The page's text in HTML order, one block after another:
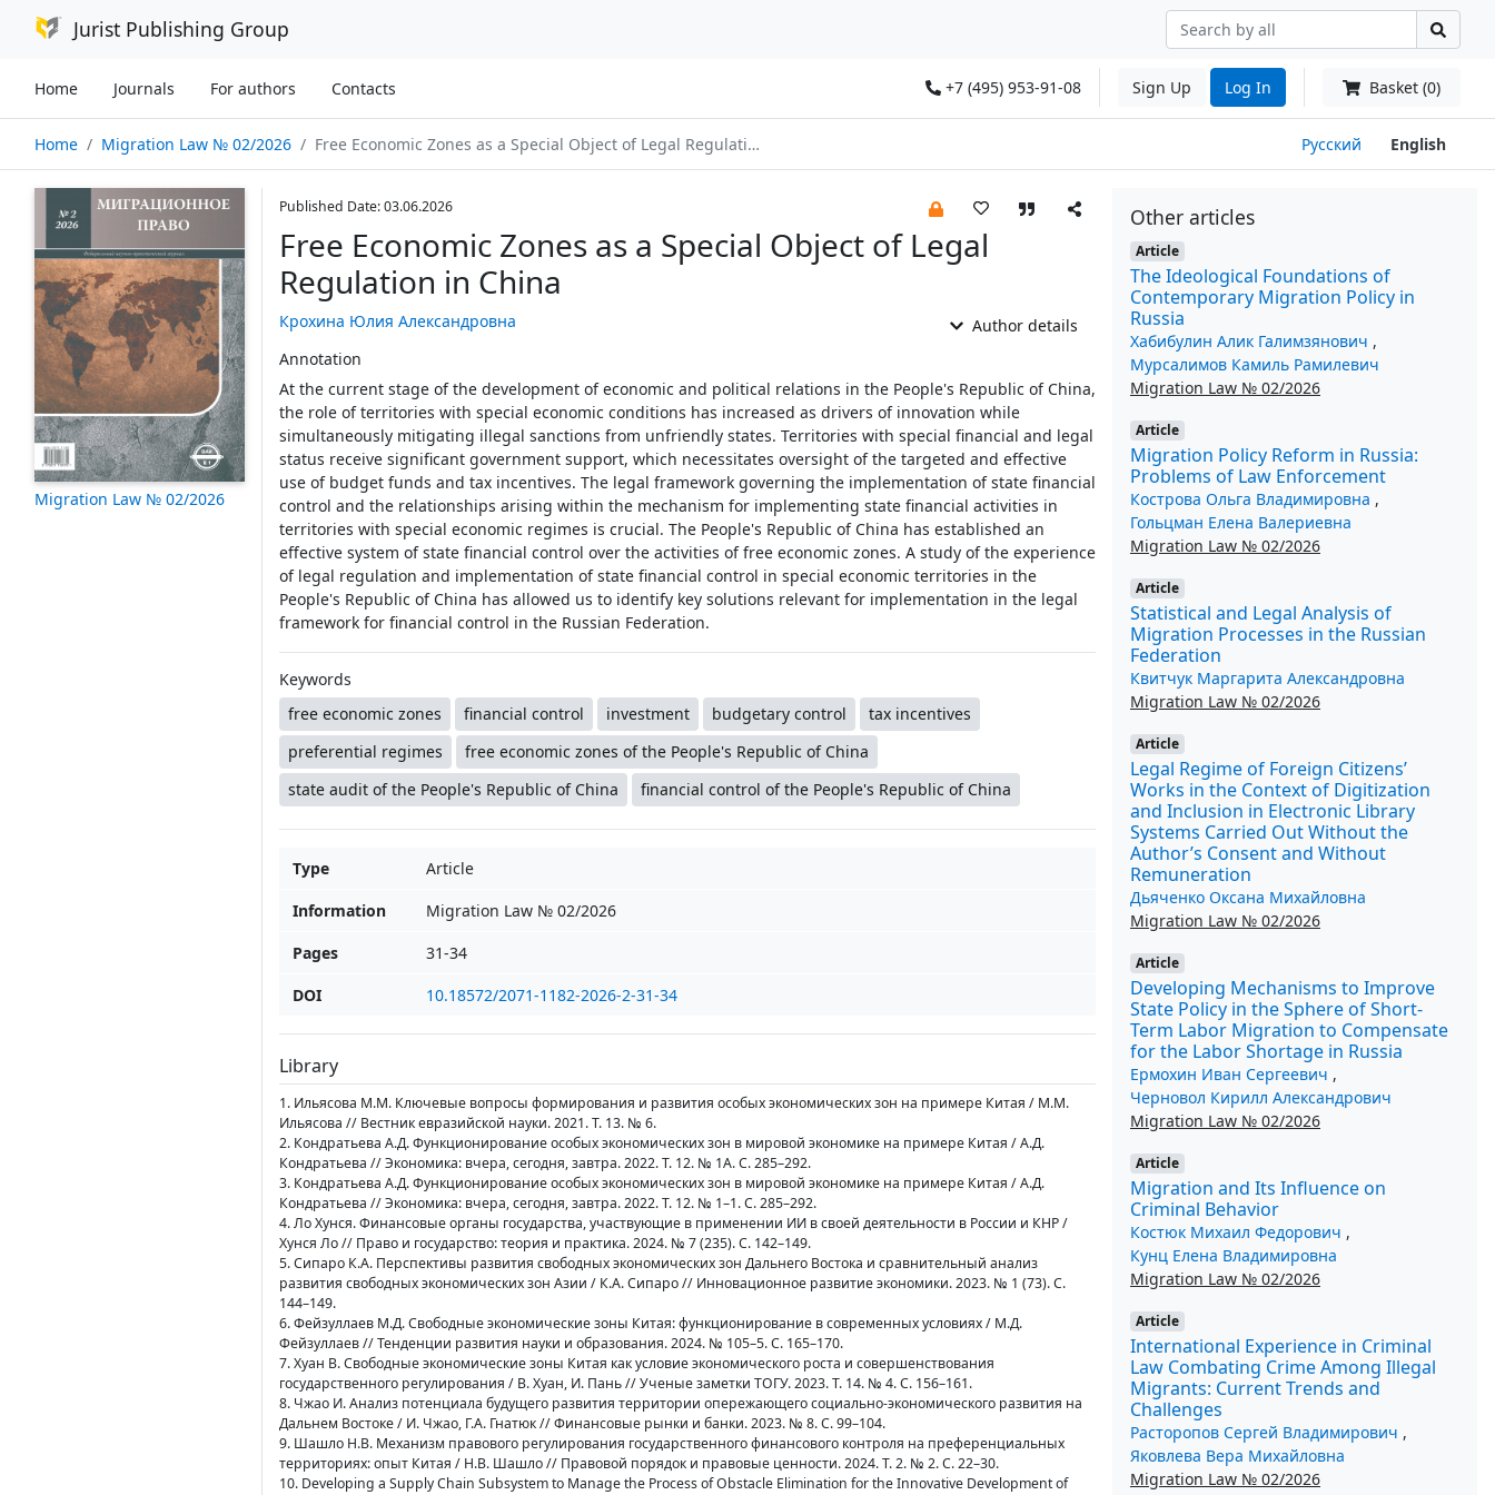
Jurist Publishing Group
Home Journals For authors Contacts +7 (495) 953-91-08 Sign Up Log In Basket (0)
Home Migration Law № 02/2026 Free Economic Zones as a Special Object of Legal Regulation in China Русский English
Migration Law № 02/2026
Published Date: 03.06.2026
Free Economic Zones as a Special Object of Legal
Regulation in China
Крохина Юлия Александровна
Author details
Annotation
At the current stage of the development of economic and political relations in the People's Republic of China,
the role of territories with special economic conditions has increased as drivers of innovation while
simultaneously mitigating illegal sanctions from unfriendly states. Territories with special financial and legal
status receive significant government support, which necessitates oversight of the targeted and effective
use of budget funds and tax incentives. The legal framework governing the implementation of state financial
control and the relationships arising within the mechanism for implementing state financial activities in
territories with special economic regimes is crucial. The People's Republic of China has established an
effective system of state financial control over the activities of free economic zones. A study of the experience
of legal regulation and implementation of state financial control in special economic territories in the
People's Republic of China has allowed us to identify key solutions relevant for implementation in the legal
framework for financial control in the Russian Federation.
Keywords
free economic zones
financial control investment budgetary control
tax incentives
preferential regimes
free economic zones of the People's Republic of China
state audit of the People's Republic of China
financial control of the People's Republic of China
Type
Article
Information
Migration Law № 02/2026
Pages
31-34
DOI
10.18572/2071-1182-2026-2-31-34
Library
1. Ильясова М.М. Ключевые вопросы формирования и развития особых экономических зон на примере Китая / М.М.
Ильясова // Вестник евразийской науки. 2021. Т. 13. № 6.
2. Кондратьева А.Д. Функционирование особых экономических зон в мировой экономике на примере Китая / А.Д.
Кондратьева // Экономика: вчера, сегодня, завтра. 2022. Т. 12. № 1А. С. 285–292.
3. Кондратьева А.Д. Функционирование особых экономических зон в мировой экономике на примере Китая / А.Д.
Кондратьева // Экономика: вчера, сегодня, завтра. 2022. Т. 12. № 1–1. С. 285–292.
4. Ло Хунся. Финансовые органы государства, участвующие в применении ИИ в своей деятельности в России и КНР /
Хунся Ло // Право и государство: теория и практика. 2024. № 7 (235). С. 142–149.
5. Сипаро К.А. Перспективы развития свободных экономических зон Дальнего Востока и сравнительный анализ
развития свободных экономических зон Азии / К.А. Сипаро // Инновационное развитие экономики. 2023. № 1 (73). С.
144–149.
6. Фейзуллаев М.Д. Свободные экономические зоны Китая: функционирование в современных условиях / М.Д.
Фейзуллаев // Тенденции развития науки и образования. 2024. № 105–5. С. 165–170.
7. Хуан В. Свободные экономические зоны Китая как условие экономического роста и совершенствования
государственного регулирования / В. Хуан, И. Пань // Ученые заметки ТОГУ. 2023. Т. 14. № 4. С. 156–161.
8. Чжао И. Анализ потенциала будущего развития территории опережающего социально-экономического развития на
Дальнем Востоке / И. Чжао, Г.А. Гнатюк // Финансовые рынки и банки. 2023. № 8. С. 99–104.
9. Шашло Н.В. Механизм правового регулирования государственного финансового контроля на преференциальных
территориях: опыт Китая / Н.В. Шашло // Правовой порядок и правовые ценности. 2024. Т. 2. № 2. С. 22–30.
10. Developing a Supply Chain Subsystem to Manage the Process of Obstacle Elimination for the Innovative Development of
Other articles
Article
The Ideological Foundations of
Contemporary Migration Policy in
Russia
Хабибулин Алик Галимзянович ,
Мурсалимов Камиль Рамилевич
Migration Law № 02/2026
Article
Migration Policy Reform in Russia:
Problems of Law Enforcement
Кострова Ольга Владимировна ,
Гольцман Елена Валериевна
Migration Law № 02/2026
Article
Statistical and Legal Analysis of
Migration Processes in the Russian
Federation
Квитчук Маргарита Александровна
Migration Law № 02/2026
Article
Legal Regime of Foreign Citizens’
Works in the Context of Digitization
and Inclusion in Electronic Library
Systems Carried Out Without the
Author’s Consent and Without
Remuneration
Дьяченко Оксана Михайловна
Migration Law № 02/2026
Article
Developing Mechanisms to Improve
State Policy in the Sphere of Short-
Term Labor Migration to Compensate
for the Labor Shortage in Russia
Ермохин Иван Сергеевич ,
Черновол Кирилл Александрович
Migration Law № 02/2026
Article
Migration and Its Influence on
Criminal Behavior
Костюк Михаил Федорович ,
Кунц Елена Владимировна
Migration Law № 02/2026
Article
International Experience in Criminal
Law Combating Crime Among Illegal
Migrants: Current Trends and
Challenges
Расторопов Сергей Владимирович ,
Яковлева Вера Михайловна
Migration Law № 02/2026